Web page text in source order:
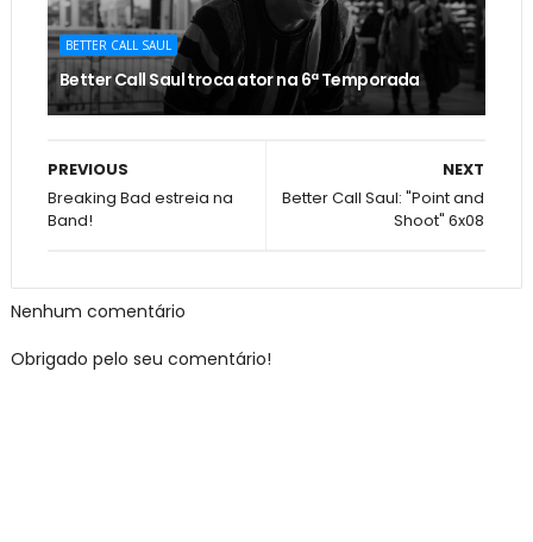
BETTER CALL SAUL
Better Call Saul troca ator na 6ª Temporada
NEXT
Better Call Saul: "Point and
Shoot" 6x08
PREVIOUS
Breaking Bad estreia na
Band!
Nenhum comentário
Obrigado pelo seu comentário!